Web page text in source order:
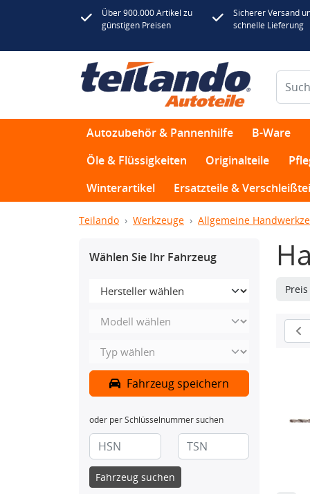
Über 900.000 Artikel zu
günstigen Preisen
Sicherer Versand
schnelle Lieferung
Autozubehör & Pannenhilfe B-Ware
Öle & Flüssigkeiten
Originalteile
Winterartikel
Ersatzteile &
Teilando Werkzeuge Allgemeine
Wählen Sie Ihr Fahrzeug
Fahrzeug speichern
oder per Schlüsselnummer suchen
Fahrzeug suchen
Preis